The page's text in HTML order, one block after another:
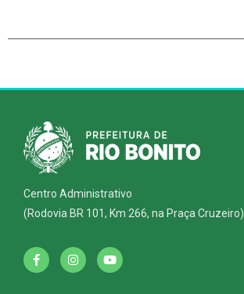
Centro Administrativo
(Rodovia BR 101, Km 266, na Praça Cruzeiro)